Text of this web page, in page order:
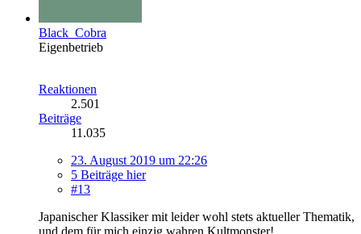
Black_Cobra
Eigenbetrieb
Reaktionen
2.501
Beiträge
11.035
23. August 2019 um 22:26
5 Beiträge hier
#13
Japanischer Klassiker mit leider wohl stets aktueller Thematik,
und dem für mich einzig wahren Kultmonster!